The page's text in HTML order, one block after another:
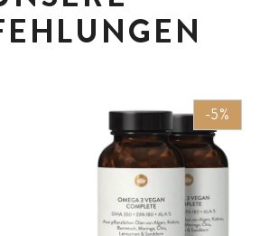
-5%